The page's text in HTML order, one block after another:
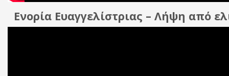
Ενορία Ευαγγελίστριας – Λήψη από